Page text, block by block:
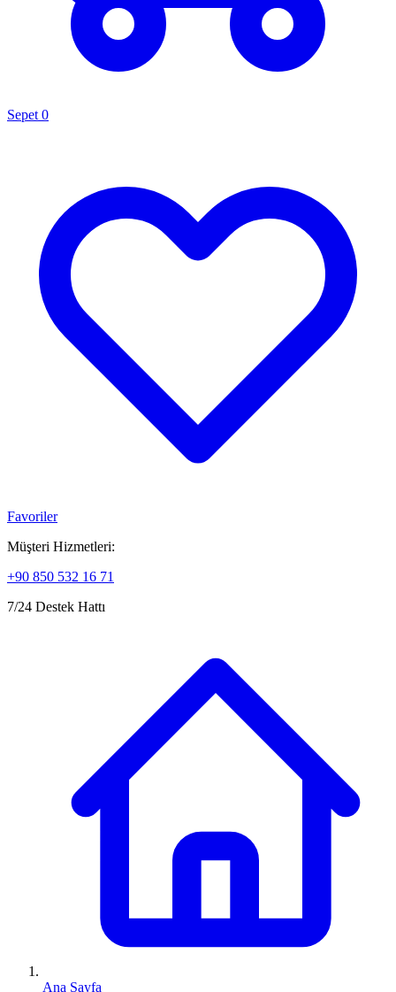
Sepet 0
Favoriler
Müşteri Hizmetleri:
+90 850 532 16 71
7/24 Destek Hattı
Ana Sayfa